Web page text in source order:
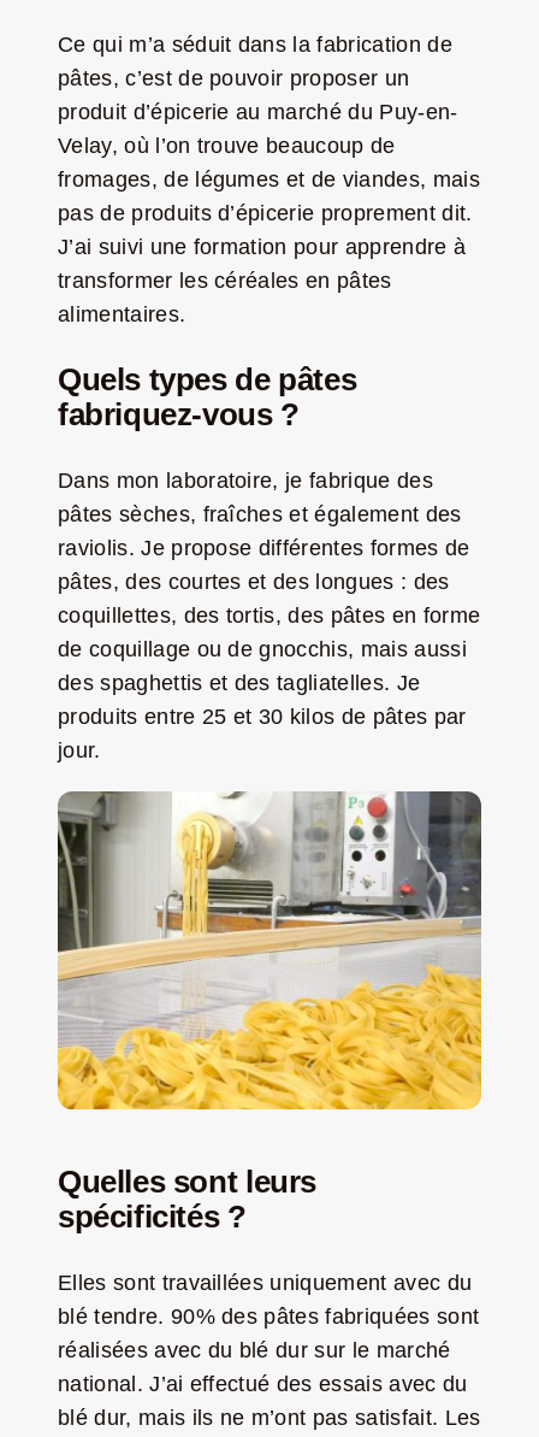
Ce qui m’a séduit dans la fabrication de
pâtes, c’est de pouvoir proposer un
produit d’épicerie au marché du Puy-en-
Velay, où l’on trouve beaucoup de
fromages, de légumes et de viandes, mais
pas de produits d’épicerie proprement dit.
J’ai suivi une formation pour apprendre à
transformer les céréales en pâtes
alimentaires.
Quels types de pâtes
fabriquez-vous ?
Dans mon laboratoire, je fabrique des
pâtes sèches, fraîches et également des
raviolis. Je propose différentes formes de
pâtes, des courtes et des longues : des
coquillettes, des tortis, des pâtes en forme
de coquillage ou de gnocchis, mais aussi
des spaghettis et des tagliatelles. Je
produits entre 25 et 30 kilos de pâtes par
jour.
Quelles sont leurs
spécificités ?
Elles sont travaillées uniquement avec du
blé tendre. 90% des pâtes fabriquées sont
réalisées avec du blé dur sur le marché
national. J’ai effectué des essais avec du
blé dur, mais ils ne m’ont pas satisfait. Les